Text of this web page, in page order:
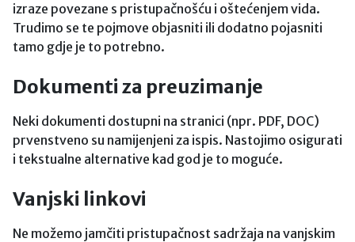
izraze povezane s pristupačnošću i oštećenjem vida.
Trudimo se te pojmove objasniti ili dodatno pojasniti
tamo gdje je to potrebno.
Dokumenti za preuzimanje
Neki dokumenti dostupni na stranici (npr. PDF, DOC)
prvenstveno su namijenjeni za ispis. Nastojimo osigurati
i tekstualne alternative kad god je to moguće.
Vanjski linkovi
Ne možemo jamčiti pristupačnost sadržaja na vanjskim